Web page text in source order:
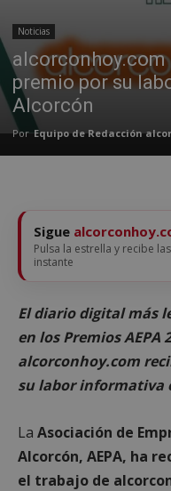
Noticias
premio por su
Alcorcón
Por Equipo de Redacción
Sigue
Pulsa la estrella y recibe
instante
El diario digital más
en los Premios AEPA
alcorconhoy.com
su labor informativa
La Asociación de
Alcorcón, AEPA, ha
el trabajo de